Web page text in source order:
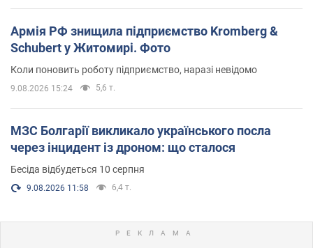
Армія РФ знищила підприємство Kromberg &
Schubert у Житомирі. Фото
Коли поновить роботу підприємство, наразі невідомо
9.08.2026 15:24 5,6 т.
МЗС Болгарії викликало українського посла
через інцидент із дроном: що сталося
Бесіда відбудеться 10 серпня
9.08.2026 11:58 6,4 т.